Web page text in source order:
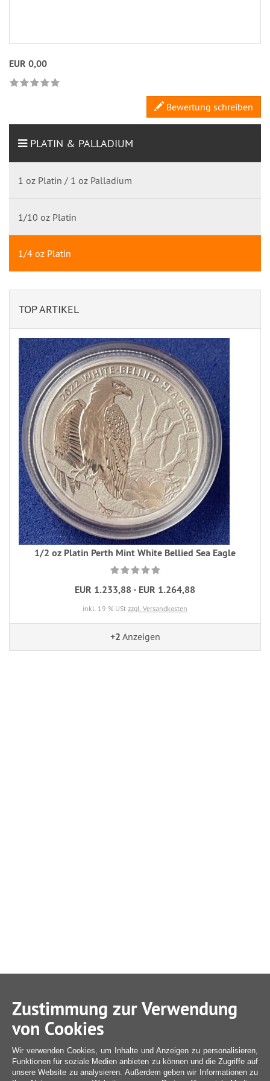
EUR 0,00
Bewertung schreiben
PLATIN & PALLADIUM
1 oz Platin / 1 oz Palladium
1/10 oz Platin
1/4 oz Platin
TOP ARTIKEL
1/2 oz Platin Perth Mint White Bellied Sea Eagle
EUR 1.233,88 - EUR 1.264,88
inkl. 19 % USt zzgl. Versandkosten
+2 Anzeigen
Zustimmung zur Verwendung
von Cookies
Wir verwenden Cookies, um Inhalte und Anzeigen zu personalisieren,
Funktionen für soziale Medien anbieten zu können und die Zugriffe auf
unsere Website zu analysieren. Außerdem geben wir Informationen zu